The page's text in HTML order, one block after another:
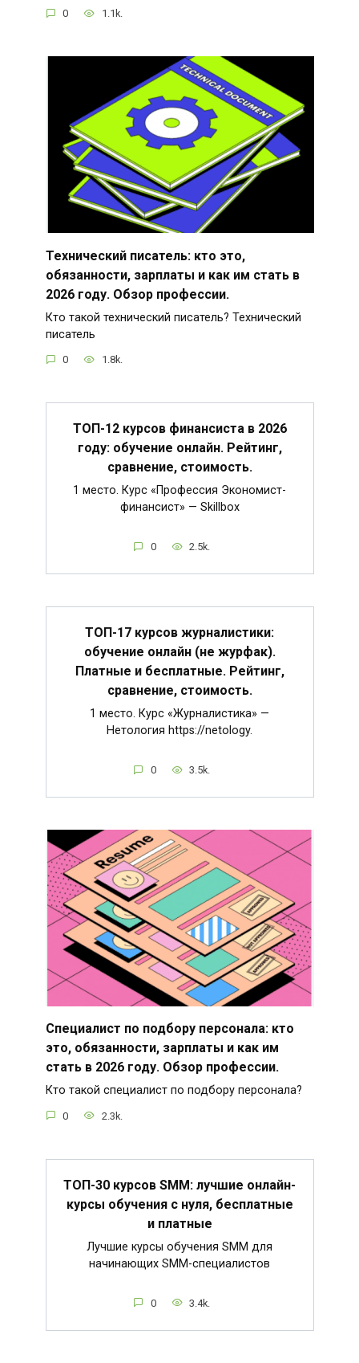
0 1.1k.
Технический писатель: кто это,
обязанности, зарплаты и как им стать в
2026 году. Обзор профессии.
Кто такой технический писатель? Технический
писатель
0 1.8k.
ТОП-12 курсов финансиста в 2026
году: обучение онлайн. Рейтинг,
сравнение, стоимость.
1 место. Курс «Профессия Экономист-
финансист» — Skillbox
0 2.5k.
ТОП-17 курсов журналистики:
обучение онлайн (не журфак).
Платные и бесплатные. Рейтинг,
сравнение, стоимость.
1 место. Курс «Журналистика» —
Нетология https://netology.
0 3.5k.
Специалист по подбору персонала: кто
это, обязанности, зарплаты и как им
стать в 2026 году. Обзор профессии.
Кто такой специалист по подбору персонала?
0 2.3k.
ТОП-30 курсов SMM: лучшие онлайн-
курсы обучения с нуля, бесплатные
и платные
Лучшие курсы обучения SMM для
начинающих SMM-специалистов
0 3.4k.